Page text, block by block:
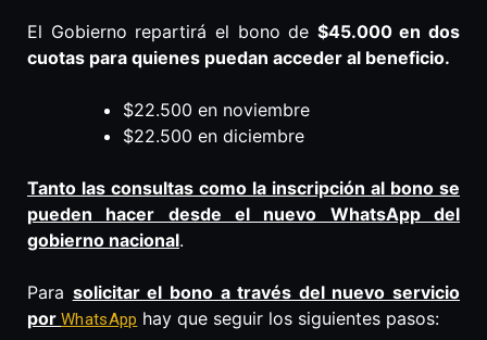
El Gobierno repartirá el bono de $45.000 en dos
cuotas para quienes puedan acceder al beneficio.
$22.500 en noviembre
$22.500 en diciembre
Tanto las consultas como la inscripción al bono se
pueden hacer desde el nuevo WhatsApp del
gobierno nacional.
Para solicitar el bono a través del nuevo servicio
por WhatsApp hay que seguir los siguientes pasos: